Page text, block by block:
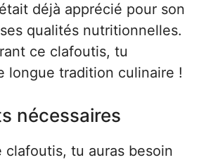
déjà apprécié pour son
qualités nutritionnelles.
ce clafoutis, tu
longue tradition culinaire !
nécessaires
clafoutis, tu auras besoin